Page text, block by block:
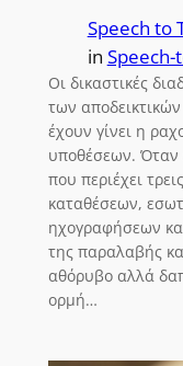
Speech to
in Speech-
Οι δικαστικές
των
έχουν γίνει η
υποθέσεων. Όταν
που περιέχει
καταθέσεων,
ηχογραφήσεων
της παραλαβής
αθόρυβο αλλά
ορμή…